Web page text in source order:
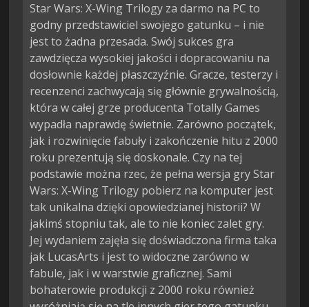
Star Wars: X-Wing Trilogy za darmo na PC to
godny przedstawiciel swojego gatunku – i nie
jest to żadna przesada. Swój sukces gra
zawdzięcza wysokiej jakości i dopracowaniu na
dosłownie każdej płaszczyźnie. Gracze, testerzy i
recenzenci zachwycają się głównie grywalnością,
która w całej grze producenta Totally Games
wypadła naprawdę świetnie. Zarówno początek,
jak i rozwinięcie fabuły i zakończenie hitu z 2000
roku prezentują się doskonale. Czy na tej
podstawie można rzec, że pełna wersja gry Star
Wars: X-Wing Trilogy pobierz na komputer jest
tak unikalna dzięki opowiedzianej historii? W
jakimś stopniu tak, ale to nie koniec zalet gry.
Jej wydaniem zajęła się doświadczona firma taka
jak LucasArts i jest to widoczne zarówno w
fabule, jak i w warstwie graficznej. Sami
bohaterowie produkcji z 2000 roku również